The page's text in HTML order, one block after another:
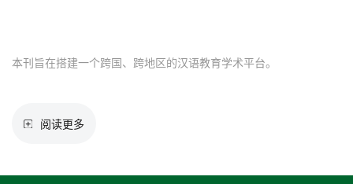
本刊旨在搭建一个跨国、跨地区的汉语教育学术平台。
阅读更多